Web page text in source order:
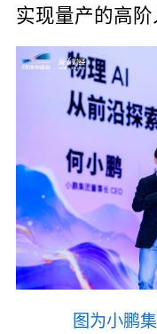
实现量产的高阶
图为小鹏